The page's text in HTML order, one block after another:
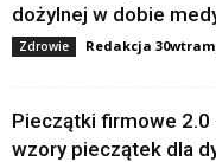
dożylnej w dobie
Zdrowie Redakcja
Pieczątki firmowe 2.0
wzory pieczątek dla